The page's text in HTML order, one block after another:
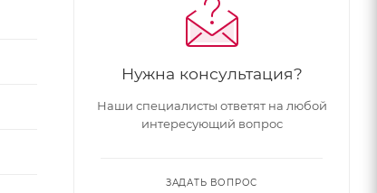
Нужна консультация?
Наши специалисты ответят на любой
интересующий вопрос
ЗАДАТЬ ВОПРОС